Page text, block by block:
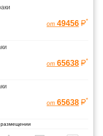
от 49456 *
от 65638 *
от 65638 *
размещении